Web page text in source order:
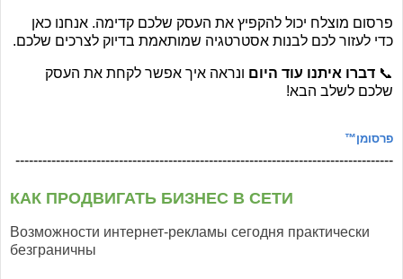
פרסום מוצלח יכול להקפיץ את העסק שלכם קדימה. אנחנו כאן
כדי לעזור לכם לבנות אסטרטגיה שמותאמת בדיוק לצרכים שלכם.
📞 דברו איתנו עוד היום ונראה איך אפשר לקחת את העסק
שלכם לשלב הבא!
פרסומן™
------------------------------------------------------------------------------------
КАК ПРОДВИГАТЬ БИЗНЕС В СЕТИ
Возможности интернет-рекламы сегодня практически
безграничны